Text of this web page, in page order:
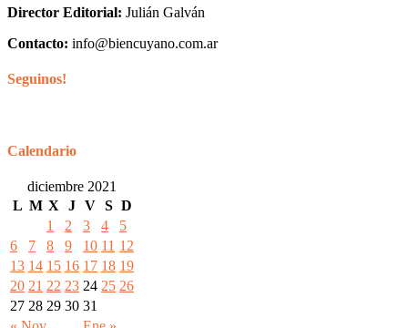
Director Editorial: Julián Galván
Contacto: info@biencuyano.com.ar
Seguinos!
Calendario
diciembre 2021
L M X J V S D
1 2 3 4
5
6
7 8 9 10 11 12
13 14 15 16 17 18 19
20 21 22 23 24 25 26
27 28 29 30 31